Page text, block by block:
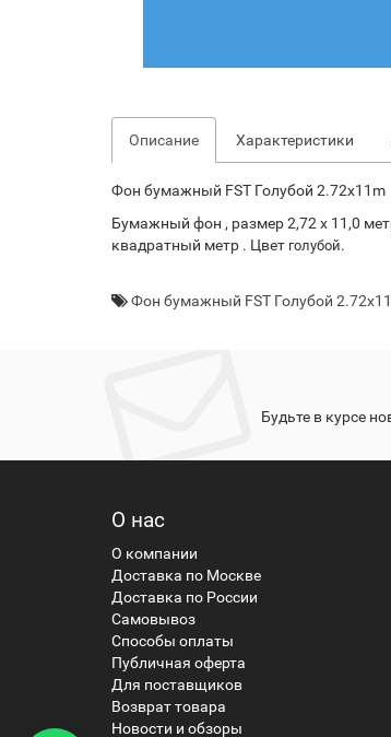
Описание Характеристики
Фон бумажный FST Голубой 2.72x11m
Бумажный фон , размер 2,72 х 11,0
квадратный метр . Цвет голубой.
Фон бумажный FST Голубой
Будьте в курсе
О нас
О компании
Доставка по Москве
Доставка по России
Самовывоз
Способы оплаты
Публичная оферта
Для поставщиков
Возврат товара
Новости и обзоры